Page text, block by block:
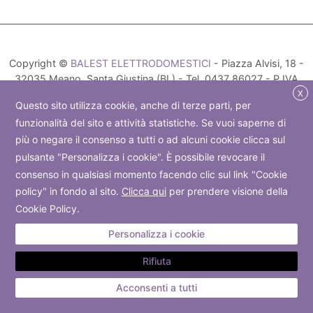
Copyright © BALEST ELETTRODOMESTICI - Piazza Alvisi, 18 -
32035 Meano, Santa Giustina (BL) - Tel. 0437 86027 - P.IVA
- Powered by
Sersis
Privacy policy-Cookie policy
X
Questo sito utilizza cookie, anche di terze parti, per
funzionalità del sito e attività statistiche. Se vuoi saperne di
più o negare il consenso a tutti o ad alcuni cookie clicca sul
pulsante "Personalizza i cookie". È possibile revocare il
consenso in qualsiasi momento facendo clic sul link "Cookie
policy" in fondo al sito. Clicca qui per prendere visione della
Cookie Policy.
Personalizza i cookie
Rifiuta
Acconsenti a tutti